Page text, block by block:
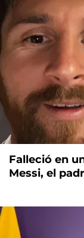
Falleció en
Messi, el